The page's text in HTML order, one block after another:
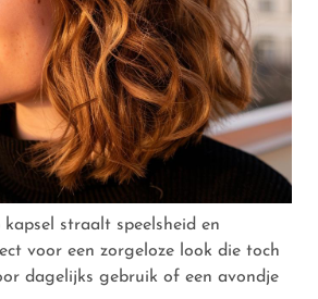
kapsel straalt speelsheid en
voor een zorgeloze look die toch
dagelijks gebruik of een avondje